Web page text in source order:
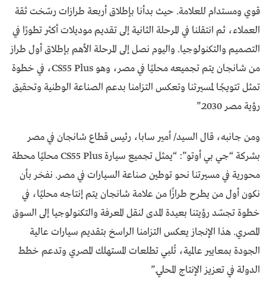
قوي ومستدام للعلامة. حيث بدأنا بإطلاق أربعة طرازات رسّخت ثقة
العملاء، ثم انتقلنا في المرحلة الثانية إلى تقديم موديلات أكثر تطورًا في
التصميم والتكنولوجيا. واليوم نصل إلى المرحلة الأهم بإطلاق أول طراز
من شانجان يتم تجميعه محليًا في مصر، وهو CS55 Plus، في خطوة
تمثل تتويجًا لمسيرتنا وتعكس التزامنا بدعم الصناعة الوطنية وتحقيق
رؤية مصر 2030.”
ومن جانبه، قال السيد/ أمير سابا، رئيس قطاع شانجان في مصر
بشركة “جي بي أوتو”: “يمثل تجميع سيارة CS55 Plus محليًا محطة
محورية في مسيرتنا نحو توطين صناعة السيارات في مصر. نفخر بأن
نكون أول من يطرح طرازًا من علامة شانجان يتم إنتاجه محليًا، في
خطوة تجسّد رؤيتنا بعيدة المدى لنقل المعرفة والتكنولوجيا إلى السوق
المصري. هذا الإنجاز يعكس التزامنا الراسخ بتقديم سيارات عالية
الجودة بمعايير عالمية، تُلبي تطلعات المستهلك المصري وتدعم خطط
الدولة في تعزيز الإنتاج المحلي.”